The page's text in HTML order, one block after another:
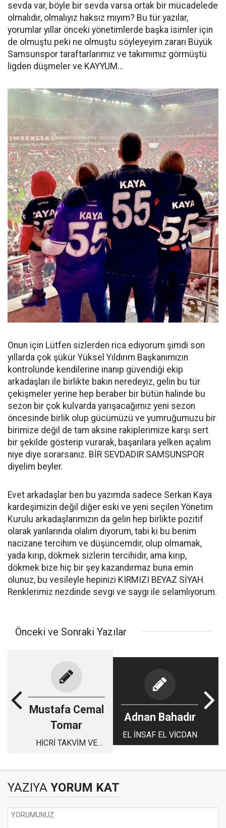
sevda var, böyle bir sevda varsa ortak bir mücadelede
olmalıdır, olmalıyız haksız mıyım? Bu tür yazılar,
yorumlar yıllar önceki yönetimlerde başka isimler için
de olmuştu peki ne olmuştu söyleyeyim zararı Büyük
Samsunspor taraftarlarımız ve takımımız görmüştü
ligden düşmeler ve KAYYUM...
Onun için Lütfen sizlerden rica ediyorum şimdi son
yıllarda çok şükür Yüksel Yıldırım Başkanımızın
kontrolünde kendilerine inanıp güvendiği ekip
arkadaşları ile birlikte bakın neredeyiz, gelin bu tür
çekişmeler yerine hep beraber bir bütün halinde bu
sezon bir çok kulvarda yarışacağımız yeni sezon
öncesinde birlik olup gücümüzü ve yumruğumuzu bir
birimize değil de tam aksine rakiplerimize karşı sert
bir şekilde gösterip vurarak, başarılara yelken açalım
niye diye sorarsanız. BİR SEVDADIR SAMSUNSPOR
diyelim beyler.
Evet arkadaşlar ben bu yazımda sadece Serkan Kaya
kardeşimizin değil diğer eski ve yeni seçilen Yönetim
Kurulu arkadaşlarımızın da gelin hep birlikte pozitif
olarak yanlarında olalım diyorum, tabi ki bu benim
nacizane tercihim ve düşüncemdir, olup olmamak,
yada kırıp, dökmek sizlerin tercihidir, ama kırıp,
dökmek bize hiç bir şey kazandırmaz buna emin
olunuz, bu vesileyle hepinizi KIRMIZI BEYAZ SİYAH
Renklerimiz nezdinde sevgi ve saygı ile selamlıyorum.
Önceki ve Sonraki Yazılar
Mustafa Cemal
Tomar
HİCRİ TAKVİM VE
Adnan Bahadır
EL İNSAF EL VİCDAN
YAZIYA YORUM KAT